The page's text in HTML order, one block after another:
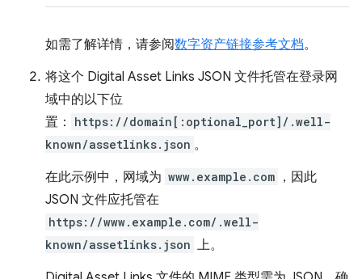
如需了解详情，请参阅数字资产链接参考文档。
将这个 Digital Asset Links JSON 文件托管在登录网
域中的以下位
置：
https://domain[:optional_port]/.well-
known/assetlinks.json 。
在此示例中，网域为 www.example.com ，因此
JSON 文件应托管在
https://www.example.com/.well-
known/assetlinks.json 上。